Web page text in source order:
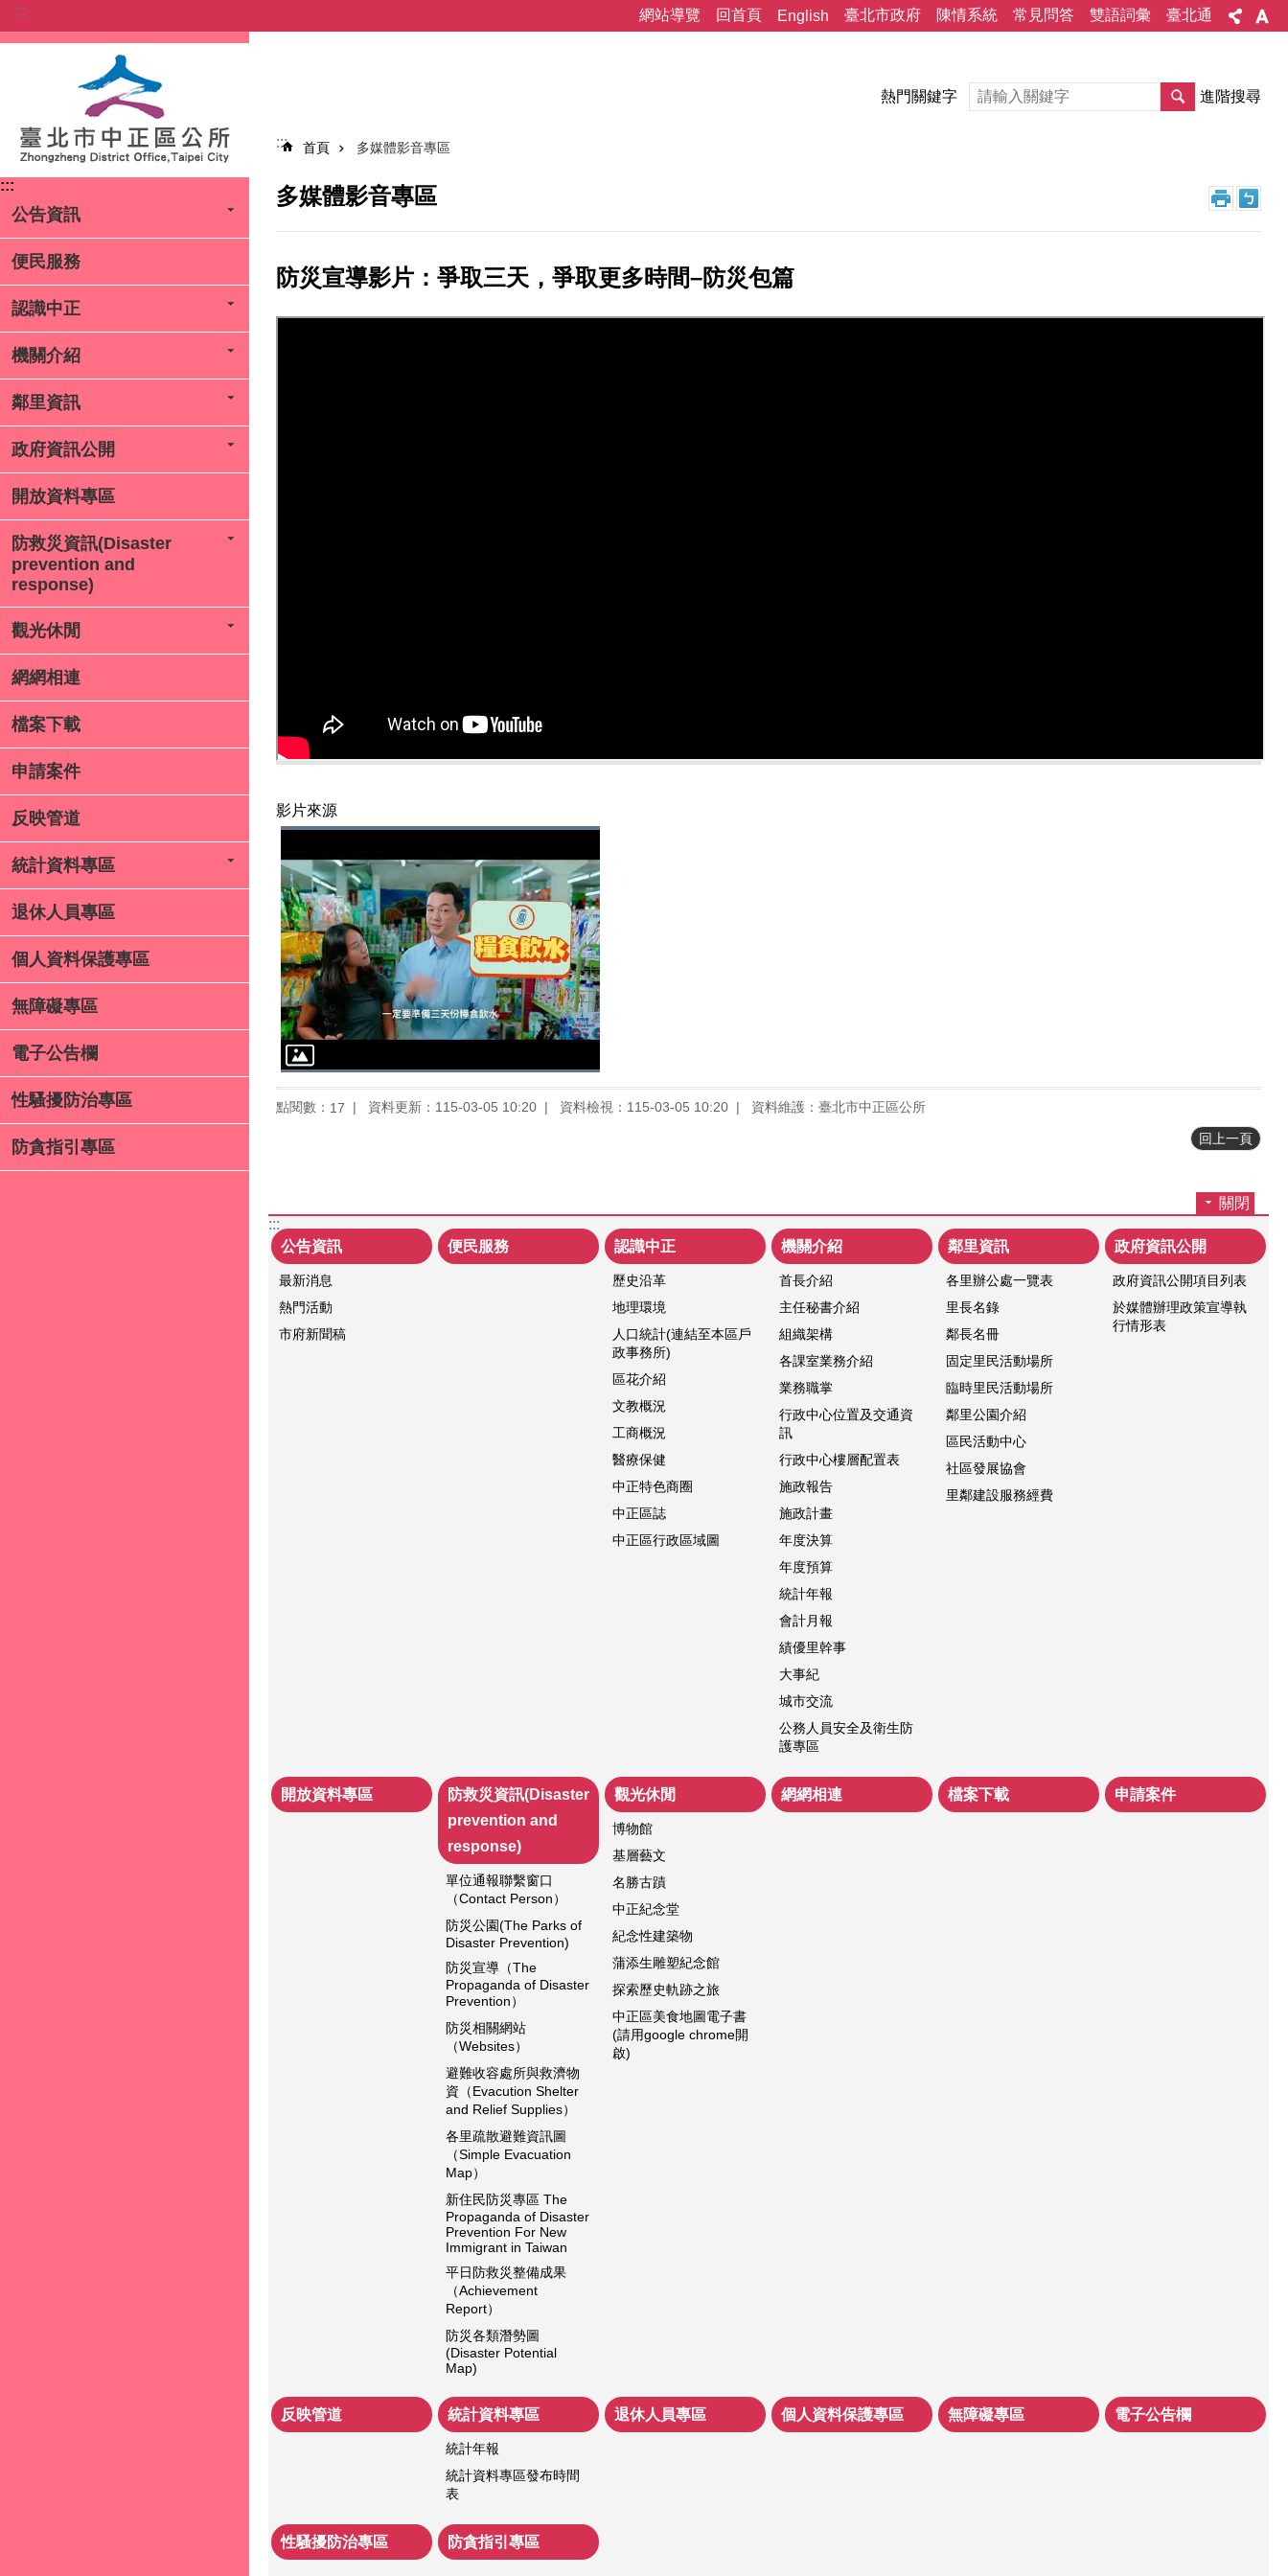
跳到主要內容區塊
::: 網站導覽 回首頁 English 臺北市政府 陳情系統 常見問答 雙語詞彙 臺北通
:::
公告資訊
便民服務
認識中正
機關介紹
鄰里資訊
政府資訊公開
開放資料專區
防救災資訊(Disaster
prevention and
response)
觀光休閒
網網相連
檔案下載
申請案件
反映管道
統計資料專區
退休人員專區
個人資料保護專區
無障礙專區
電子公告欄
性騷擾防治專區
防貪指引專區
熱門關鍵字 進階搜尋
::: 首頁 多媒體影音專區
多媒體影音專區
防災宣導影片：爭取三天，爭取更多時間–防災包篇
影片來源
點閱數： 17 資料更新：115-03-05 10:20 資料檢視：115-03-05 10:20 資料維護：臺北市中正區公所
回上一頁
關閉
:::
公告資訊
最新消息
熱門活動
市府新聞稿
便民服務 認識中正
歷史沿革
地理環境
人口統計(連結至本區戶
政事務所)
區花介紹
文教概況
工商概況
醫療保健
中正特色商圈
中正區誌
中正區行政區域圖
機關介紹
首長介紹
主任秘書介紹
組織架構
各課室業務介紹
業務職掌
行政中心位置及交通資
訊
行政中心樓層配置表
施政報告
施政計畫
年度決算
年度預算
統計年報
會計月報
績優里幹事
大事紀
城市交流
公務人員安全及衛生防
護專區
鄰里資訊
各里辦公處一覽表
里長名錄
鄰長名冊
固定里民活動場所
臨時里民活動場所
鄰里公園介紹
區民活動中心
社區發展協會
里鄰建設服務經費
政府資訊公開
政府資訊公開項目列表
於媒體辦理政策宣導執
行情形表
開放資料專區
防救災資訊(Disaster
prevention and
response)
單位通報聯繫窗口
（Contact Person）
防災公園(The Parks of
Disaster Prevention)
防災宣導（The
Propaganda of Disaster
Prevention）
防災相關網站
（Websites）
避難收容處所與救濟物
資（Evacution Shelter
and Relief Supplies）
各里疏散避難資訊圖
（Simple Evacuation
Map）
新住民防災專區 The
Propaganda of Disaster
Prevention For New
Immigrant in Taiwan
平日防救災整備成果
（Achievement
Report）
防災各類潛勢圖
(Disaster Potential
Map)
觀光休閒
博物館
基層藝文
名勝古蹟
中正紀念堂
紀念性建築物
蒲添生雕塑紀念館
探索歷史軌跡之旅
中正區美食地圖電子書
(請用google chrome開
啟)
網網相連 檔案下載 申請案件
反映管道 統計資料專區
統計年報
統計資料專區發布時間
表
退休人員專區 個人資料保護專區 無障礙專區 電子公告欄
性騷擾防治專區 防貪指引專區